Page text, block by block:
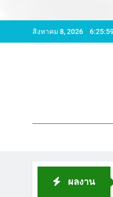
สิงหาคม 8, 2026
ผลงาน
ไลน์ WCS1